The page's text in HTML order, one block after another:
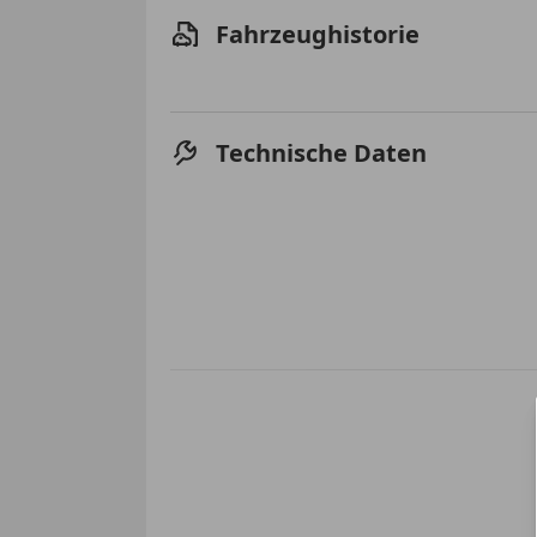
Fahrzeughistorie
Technische Daten